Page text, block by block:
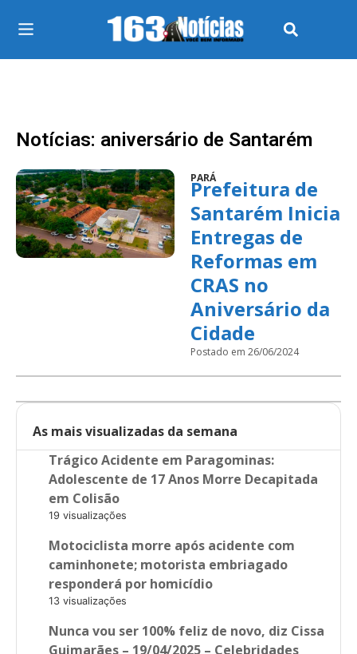
Notícias: aniversário de Santarém
PARÁ
Prefeitura de
Santarém Inicia
Entregas de
Reformas em
CRAS no
Aniversário da
Cidade
Postado em 26/06/2024
As mais visualizadas da semana
Trágico Acidente em Paragominas:
Adolescente de 17 Anos Morre Decapitada
em Colisão
19 visualizações
Motociclista morre após acidente com
caminhonete; motorista embriagado
responderá por homicídio
13 visualizações
Nunca vou ser 100% feliz de novo, diz Cissa
Guimarães – 19/04/2025 – Celebridades